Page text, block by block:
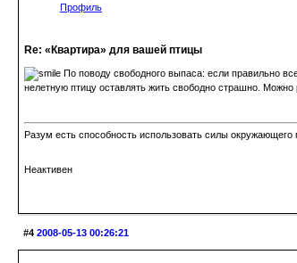
Профиль
Re: «Квартира» для вашей птицы
По поводу свободного выпаса: если правильно
нелетную птицу оставлять жить свободно страшно.
Разум есть способность использовать силы окружающего
Неактивен
#4 2008-05-13 00:26:21